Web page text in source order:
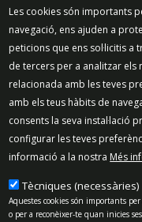
Mapa del
Política de
Protecció de
© 2025 -
Les cookies són importants
navegació, ens ajuden a
peticions que ens sol·licitis
de tercers per a analitzar
relacionada amb les teves
amb els teus hàbits de
consents la seva instal·lació
configurar les teves
informació a la nostra Més
Tècniques (necessàries)
Aquestes cookies són importants
o per a reconèixer-te quan inicies